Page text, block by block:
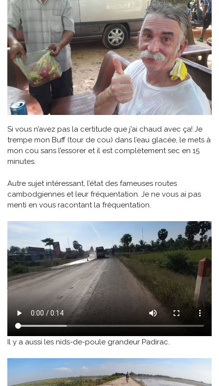
Si vous n’avez pas la certitude que j’ai chaud avec ça! Je
trempe mon Buff (tour de cou) dans l’eau glacée, le mets à
mon cou sans l’essorer et il est complètement sec en 15
minutes.
Autre sujet intéressant, l’état des fameuses routes
cambodgiennes et leur fréquentation. Je ne vous ai pas
menti en vous racontant la fréquentation.
Il y a aussi les nids-de-poule grandeur Padirac.